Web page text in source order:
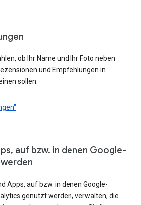
ob Ihr Name und Ihr Foto neben
und Empfehlungen in
sollen.
auf bzw. in denen Google-
Apps, auf bzw. in denen Google-
genutzt werden, verwalten, die